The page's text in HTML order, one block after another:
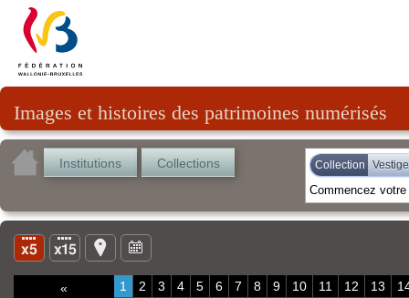
Images et histoires des patrimoines numérisés
Institutions Collections Collection
« 1 2 3 4 5 6 7 8 9 10 11 12 13